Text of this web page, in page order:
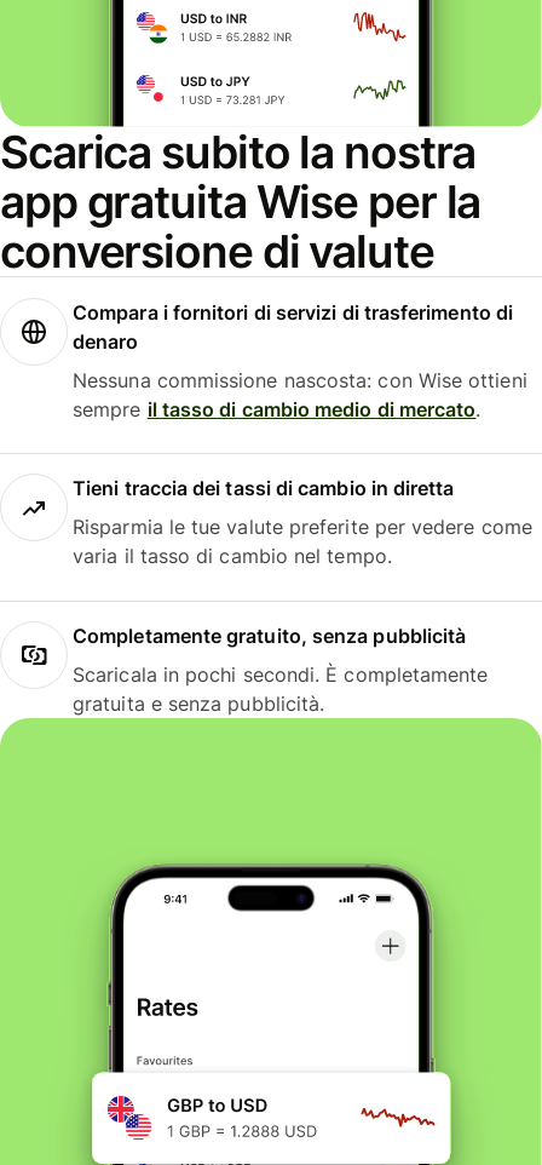
Scarica subito la nostra
app gratuita Wise per la
conversione di valute
Compara i fornitori di servizi di trasferimento di
denaro
Nessuna commissione nascosta: con Wise ottieni
sempre il tasso di cambio medio di mercato.
Tieni traccia dei tassi di cambio in diretta
Risparmia le tue valute preferite per vedere come
varia il tasso di cambio nel tempo.
Completamente gratuito, senza pubblicità
Scaricala in pochi secondi. È completamente
gratuita e senza pubblicità.